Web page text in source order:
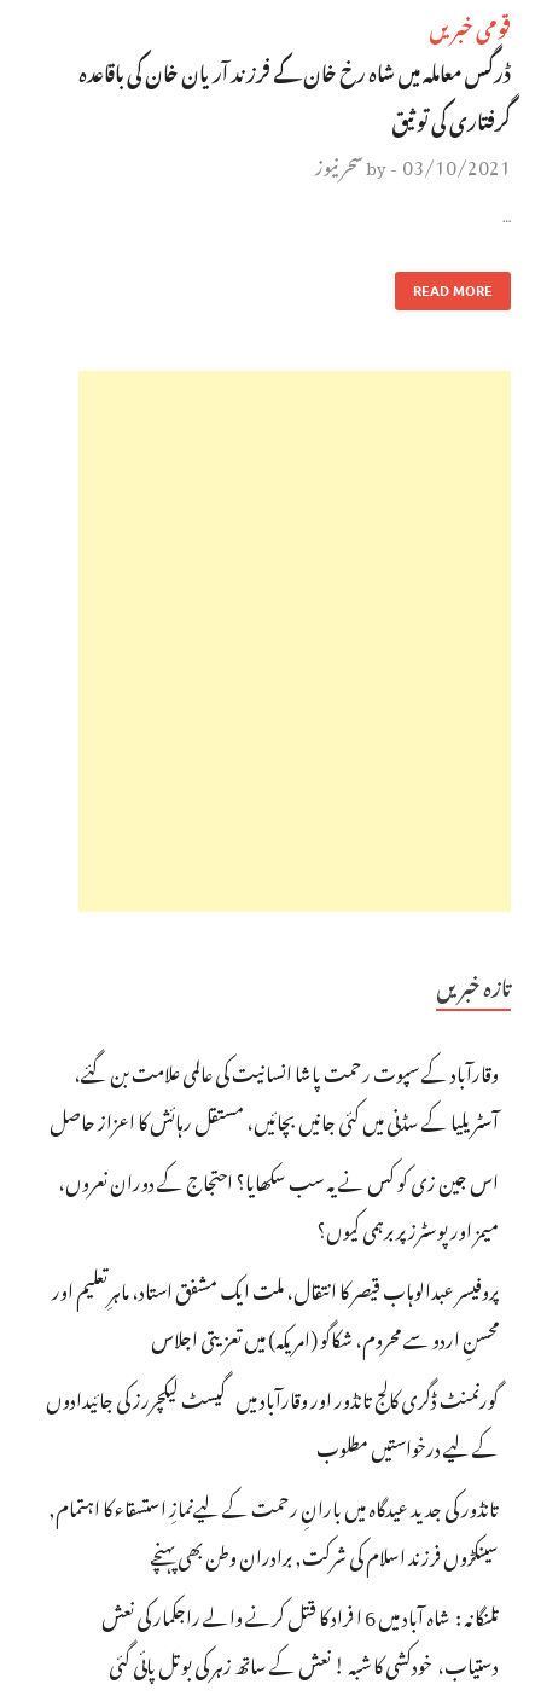
قومی خبریں
ڈرگس معاملہ میں شاہ رخ خان کے فرزند آریان خان کی باقاعدہ
گرفتاری کی توثیق
03/10/2021
-
byسحر نیوز
…
READ MORE
تازہ خبریں
وقارآباد کے سپوت رحمت پاشا انسانیت کی عالمی علامت بن گئے،
آسٹریلیا کے سڈنی میں کئی جانیں بچائیں، مستقل رہائش کا اعزاز حاصل
اس جین زی کو کس نے یہ سب سکھایا؟ احتجاج کے دوران نعروں،
میمز اور پوسٹرز پر برہمی کیوں؟
پروفیسر عبدالوہاب قیصر کا انتقال، ملت ایک مشفق استاد، ماہرِتعلیم اور
محسنِ اردو سے محروم، شکاگو (امریکہ) میں تعزیتی اجلاس
گورنمنٹ ڈگری کالج تانڈور اور وقارآباد میں گیسٹ لیکچررز کی جائیدادوں
کے لیے درخواستیں مطلوب
تانڈور کی جدید عیدگاہ میں بارانِ رحمت کے لیےنمازِ استسقاء کا اہتمام,
سینکڑوں فرزند اسلام کی شرکت, برادران وطن بھی پہنچے
تلنگانہ : شاہ آباد میں 6 ا فراد کا قتل کرنے والے راجکمار کی نعش
دستیاب، خودکشی کا شبہ ! نعش کے ساتھ زہر کی بوتل پائی گئی